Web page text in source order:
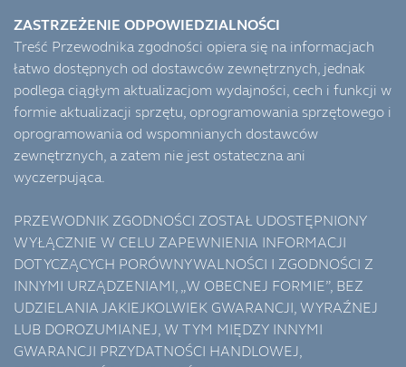
ZASTRZEŻENIE ODPOWIEDZIALNOŚCI
Treść Przewodnika zgodności opiera się na informacjach
łatwo dostępnych od dostawców zewnętrznych, jednak
podlega ciągłym aktualizacjom wydajności, cech i funkcji w
formie aktualizacji sprzętu, oprogramowania sprzętowego i
oprogramowania od wspomnianych dostawców
zewnętrznych, a zatem nie jest ostateczna ani
wyczerpująca.
PRZEWODNIK ZGODNOŚCI ZOSTAŁ UDOSTĘPNIONY
WYŁĄCZNIE W CELU ZAPEWNIENIA INFORMACJI
DOTYCZĄCYCH PORÓWNYWALNOŚCI I ZGODNOŚCI Z
INNYMI URZĄDZENIAMI, „W OBECNEJ FORMIE”, BEZ
UDZIELANIA JAKIEJKOLWIEK GWARANCJI, WYRAŹNEJ
LUB DOROZUMIANEJ, W TYM MIĘDZY INNYMI
GWARANCJI PRZYDATNOŚCI HANDLOWEJ,